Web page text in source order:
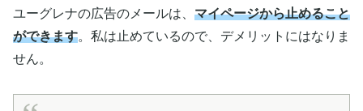
ユーグレナの広告のメールは、 マイページから止めること
ができます。私は止めているので、デメリットにはなりま
せん。